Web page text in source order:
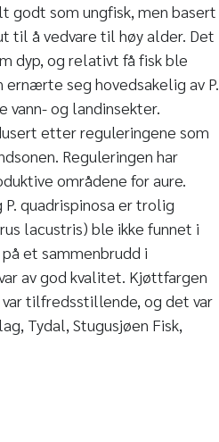
godt som ungfisk, men basert
til å vedvare til høy alder. Det
dyp, og relativt få fisk ble
ernærte seg hovedsakelig av P.
vann- og landinsekter.
etter reguleringene som
Reguleringen har
områdene for aure.
quadrispinosa er trolig
lacustris) ble ikke funnet i
et sammenbrudd i
av god kvalitet. Kjøttfargen
tilfredsstillende, og det var
Tydal, Stugusjøen Fisk,